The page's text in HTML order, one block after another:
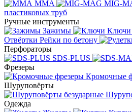
MMA
MIG-
пластиковых труб
Ручные инструменты
Зажимы
Ключи
Отвёртки Рейки по бетону
Перфораторы
SDS-PLUS
Фрезеры
Кромочные
Шуруповёрты
Одежда